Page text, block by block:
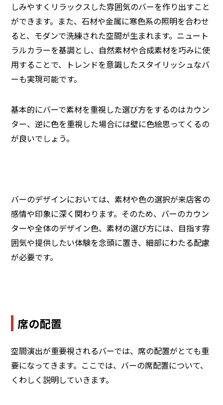
しみやすくリラックスした雰囲気のバーを作り出すこと
ができます。また、石材や金属に寒色系の照明を合わせ
ると、モダンで洗練された空間が生まれます。ニュート
ラルカラーを基調とし、自然素材や合成素材を巧みに使
用することで、トレンドを意識したスタイリッシュなバ
ーも実現可能です。
基本的にバーで素材を重視した選び方をするのはカウン
ター、逆に色を重視した場合には壁に色絵思ってくるの
が良いでしょう。
バーのデザインにおいては、素材や色の選択が来店客の
感情や印象に深く関わります。そのため、バーのカウン
ターや全体のデザイン色、素材の選び方には、目指す雰
囲気や提供したい体験を念頭に置き、細部にわたる配慮
が必要です。
席の配置
空間演出が重要視されるバーでは、席の配置がとても重
要になってきます。ここでは、バーの席配置について、
くわしく説明していきます。